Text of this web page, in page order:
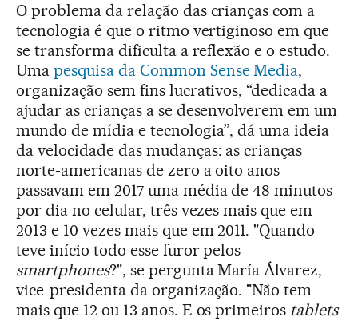
O problema da relação das crianças com a
tecnologia é que o ritmo vertiginoso em que
se transforma dificulta a reflexão e o estudo.
Uma pesquisa da Common Sense Media,
organização sem fins lucrativos, “dedicada a
ajudar as crianças a se desenvolverem em um
mundo de mídia e tecnologia”, dá uma ideia
da velocidade das mudanças: as crianças
norte-americanas de zero a oito anos
passavam em 2017 uma média de 48 minutos
por dia no celular, três vezes mais que em
2013 e 10 vezes mais que em 2011. "Quando
teve início todo esse furor pelos
smartphones?", se pergunta María Álvarez,
vice-presidenta da organização. "Não tem
mais que 12 ou 13 anos. E os primeiros tablets